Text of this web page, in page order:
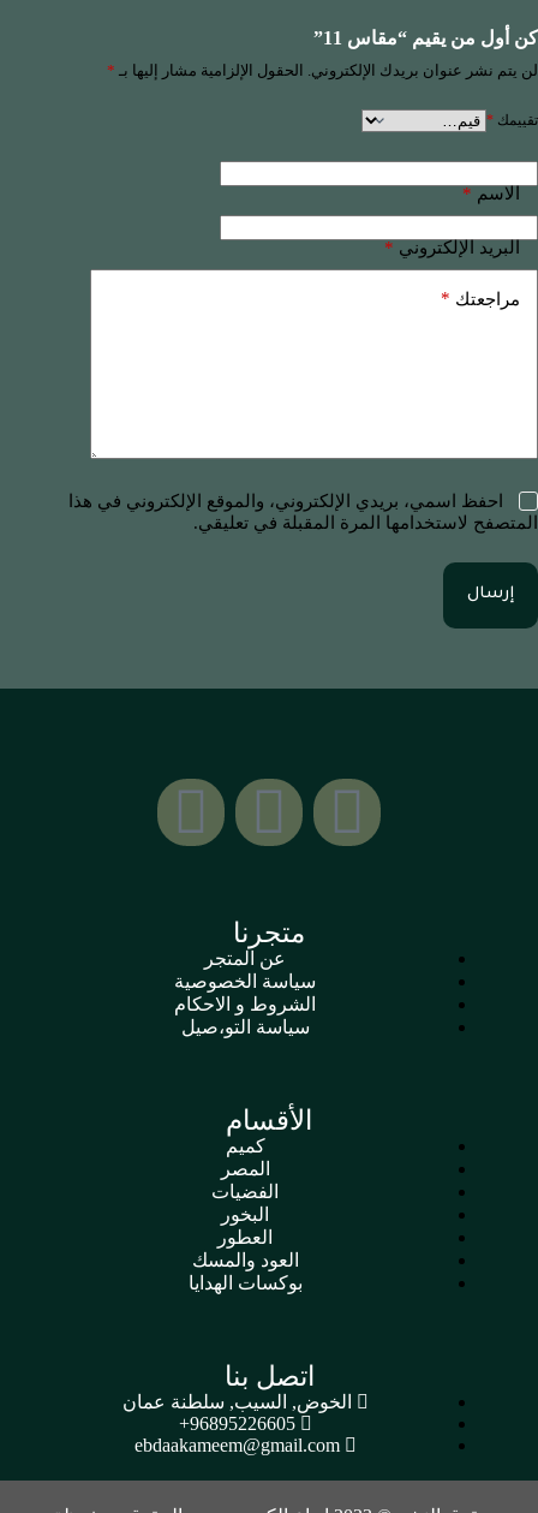
كن أول من يقيم “مقاس 11”
لن يتم نشر عنوان بريدك الإلكتروني. الحقول الإلزامية مشار إليها بـ *
تقييمك *
الاسم *
البريد الإلكتروني *
مراجعتك *
احفظ اسمي، بريدي الإلكتروني، والموقع الإلكتروني في هذا
المتصفح لاستخدامها المرة المقبلة في تعليقي.
إرسال
متجرنا
عن المتجر
سياسة الخصوصية
الشروط و الاحكام
سياسة التو،صيل
الأقسام
كميم
المصر
الفضيات
البخور
العطور
العود والمسك
بوكسات الهدايا
اتصل بنا
الخوض, السيب, سلطنة عمان
96895226605+
ebdaakameem@gmail.com